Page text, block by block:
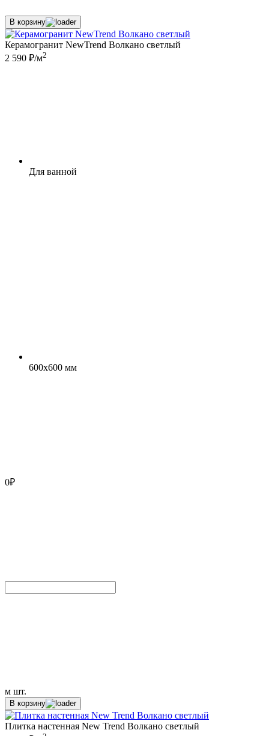
В корзину
Керамогранит NewTrend Волкано светлый
2 590 ₽/м2
Для ванной
600х600 мм
0₽
м шт.
В корзину
Плитка настенная New Trend Волкано светлый